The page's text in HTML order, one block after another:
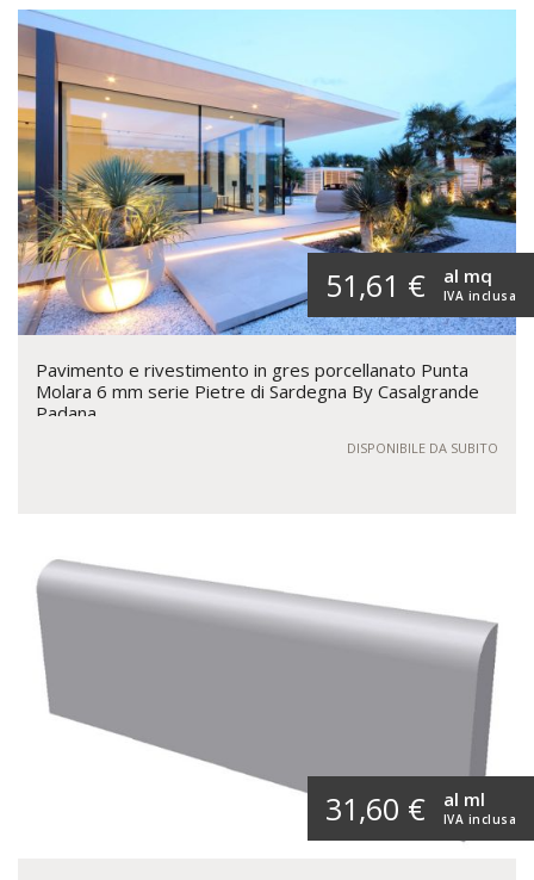
51,61 € IVA inclusa
al mq
Pavimento e rivestimento in gres porcellanato Punta
Molara 6 mm serie Pietre di Sardegna By Casalgrande
Padana
DISPONIBILE DA SUBITO
31,60 € IVA inclusa
al ml